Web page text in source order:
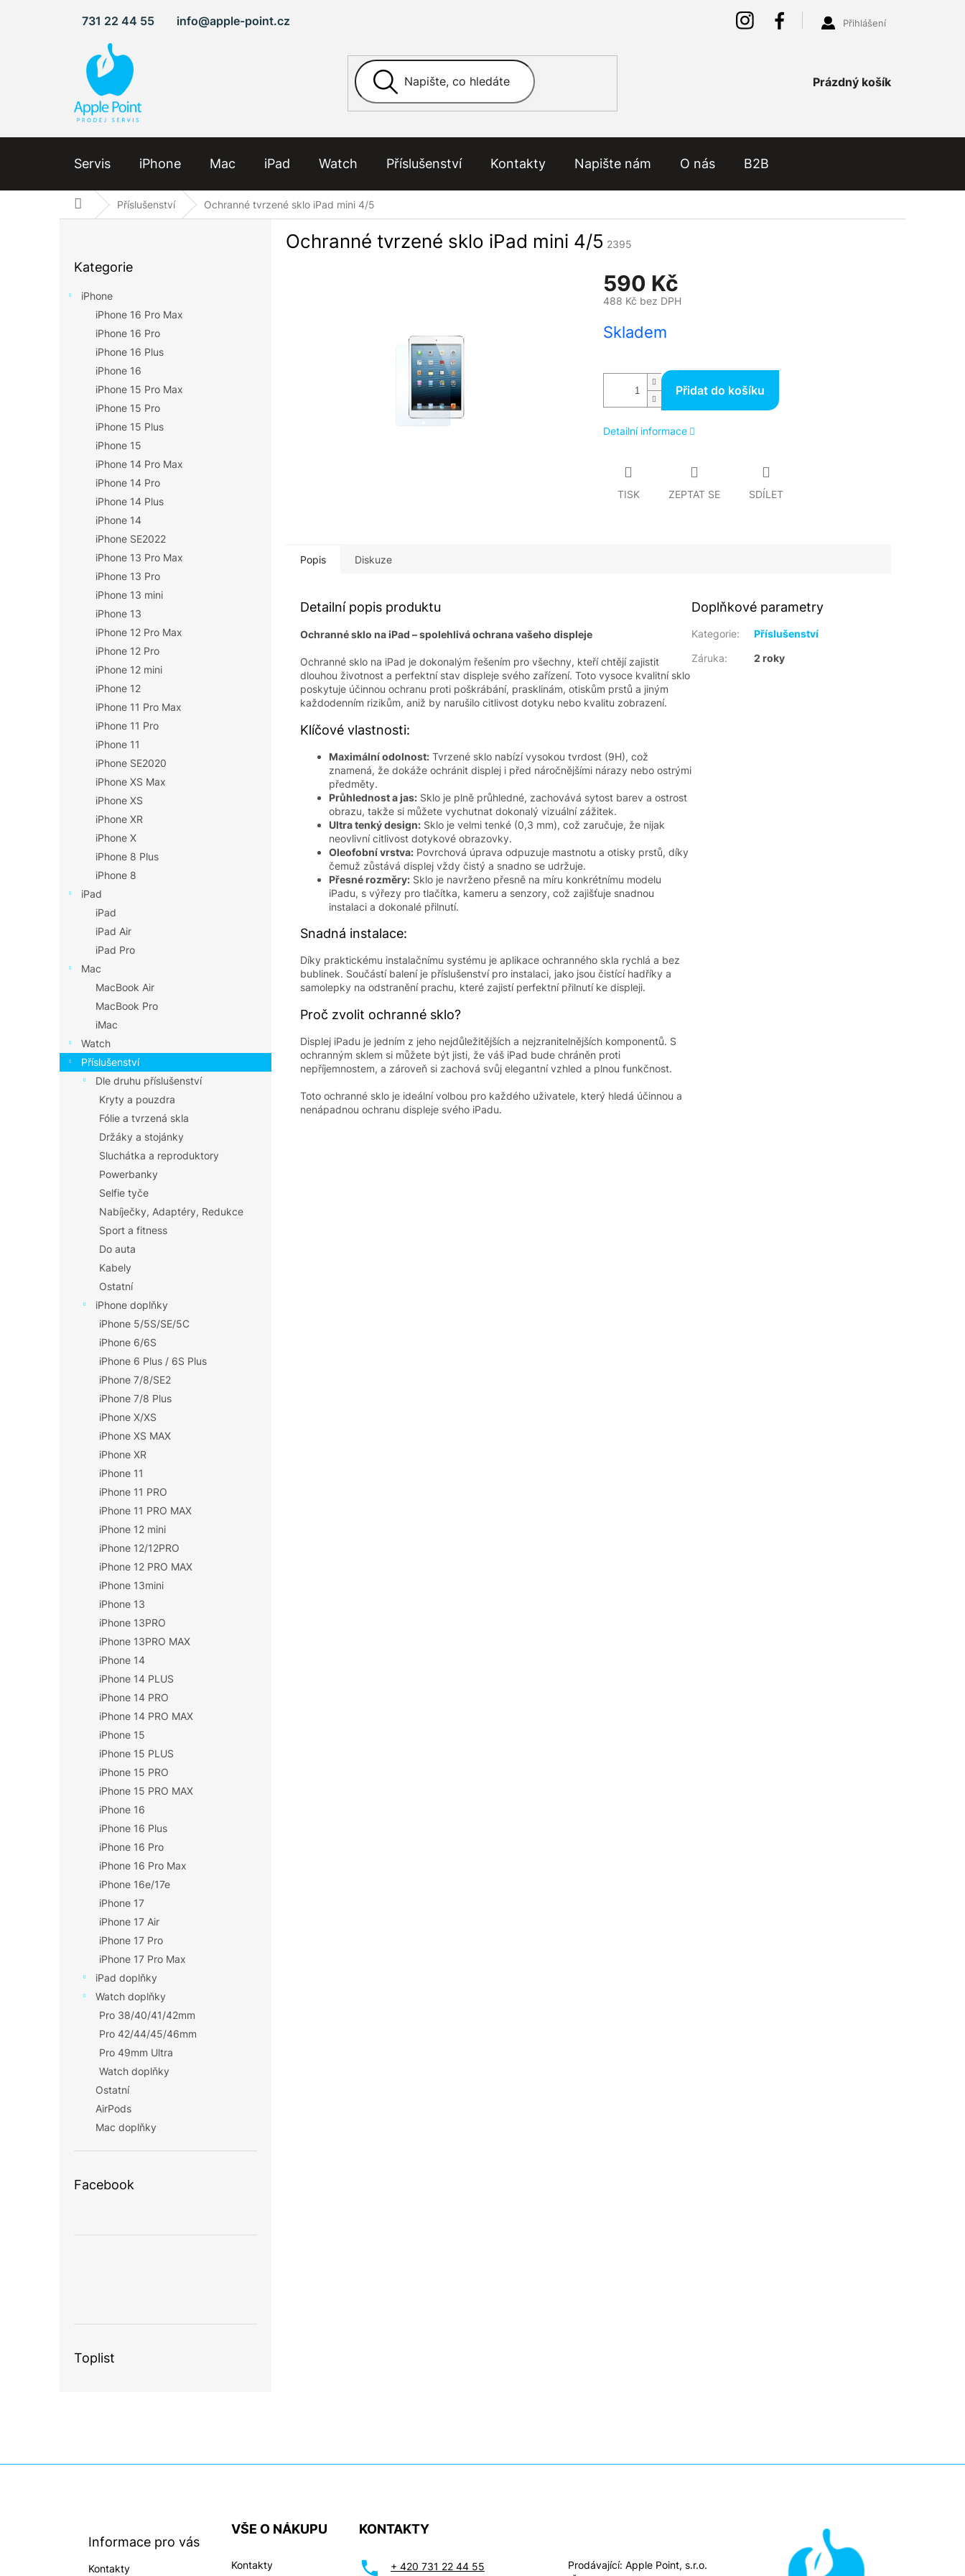
731 22 44 55 info@apple-point.cz Přihlášení
Nákupní
košík
Prázdný košík
Servis iPhone Mac iPad Watch Příslušenství Kontakty Napište nám O nás B2B
Domů Příslušenství Ochranné tvrzené sklo iPad mini 4/5
kategorie
Kategorie
iPhone
iPhone 16 Pro Max
iPhone 16 Pro
iPhone 16 Plus
iPhone 16
iPhone 15 Pro Max
iPhone 15 Pro
iPhone 15 Plus
iPhone 15
iPhone 14 Pro Max
iPhone 14 Pro
iPhone 14 Plus
iPhone 14
iPhone SE2022
iPhone 13 Pro Max
iPhone 13 Pro
iPhone 13 mini
iPhone 13
iPhone 12 Pro Max
iPhone 12 Pro
iPhone 12 mini
iPhone 12
iPhone 11 Pro Max
iPhone 11 Pro
iPhone 11
iPhone SE2020
iPhone XS Max
iPhone XS
iPhone XR
iPhone X
iPhone 8 Plus
iPhone 8
iPad
iPad
iPad Air
iPad Pro
Mac
MacBook Air
MacBook Pro
iMac
Watch
Příslušenství
Dle druhu příslušenství
Kryty a pouzdra
Fólie a tvrzená skla
Držáky a stojánky
Sluchátka a reproduktory
Powerbanky
Selfie tyče
Nabíječky, Adaptéry, Redukce
Sport a fitness
Do auta
Kabely
Ostatní
iPhone doplňky
iPhone 5/5S/SE/5C
iPhone 6/6S
iPhone 6 Plus / 6S Plus
iPhone 7/8/SE2
iPhone 7/8 Plus
iPhone X/XS
iPhone XS MAX
iPhone XR
iPhone 11
iPhone 11 PRO
iPhone 11 PRO MAX
iPhone 12 mini
iPhone 12/12PRO
iPhone 12 PRO MAX
iPhone 13mini
iPhone 13
iPhone 13PRO
iPhone 13PRO MAX
iPhone 14
iPhone 14 PLUS
iPhone 14 PRO
iPhone 14 PRO MAX
iPhone 15
iPhone 15 PLUS
iPhone 15 PRO
iPhone 15 PRO MAX
iPhone 16
iPhone 16 Plus
iPhone 16 Pro
iPhone 16 Pro Max
iPhone 16e/17e
iPhone 17
iPhone 17 Air
iPhone 17 Pro
iPhone 17 Pro Max
iPad doplňky
Watch doplňky
Pro 38/40/41/42mm
Pro 42/44/45/46mm
Pro 49mm Ultra
Watch doplňky
Ostatní
AirPods
Mac doplňky
Facebook
Toplist
Ochranné tvrzené sklo iPad mini 4/5 2395
590 Kč
488 Kč bez DPH
cena:
Skladem
Přidat do košíku
Detailní informace
TISK ZEPTAT SE SDÍLET
Popis Diskuze
Detailní popis produktu
Ochranné sklo na iPad – spolehlivá ochrana vašeho displeje
Ochranné sklo na iPad je dokonalým řešením pro všechny, kteří chtějí zajistit
dlouhou životnost a perfektní stav displeje svého zařízení. Toto vysoce kvalitní sklo
poskytuje účinnou ochranu proti poškrábání, prasklinám, otiskům prstů a jiným
každodenním rizikům, aniž by narušilo citlivost dotyku nebo kvalitu zobrazení.
Klíčové vlastnosti:
Maximální odolnost: Tvrzené sklo nabízí vysokou tvrdost (9H), což
znamená, že dokáže ochránit displej i před náročnějšími nárazy nebo ostrými
předměty.
Průhlednost a jas: Sklo je plně průhledné, zachovává sytost barev a ostrost
obrazu, takže si můžete vychutnat dokonalý vizuální zážitek.
Ultra tenký design: Sklo je velmi tenké (0,3 mm), což zaručuje, že nijak
neovlivní citlivost dotykové obrazovky.
Oleofobní vrstva: Povrchová úprava odpuzuje mastnotu a otisky prstů, díky
čemuž zůstává displej vždy čistý a snadno se udržuje.
Přesné rozměry: Sklo je navrženo přesně na míru konkrétnímu modelu
iPadu, s výřezy pro tlačítka, kameru a senzory, což zajišťuje snadnou
instalaci a dokonalé přilnutí.
Snadná instalace:
Díky praktickému instalačnímu systému je aplikace ochranného skla rychlá a bez
bublinek. Součástí balení je příslušenství pro instalaci, jako jsou čistící hadříky a
samolepky na odstranění prachu, které zajistí perfektní přilnutí ke displeji.
Proč zvolit ochranné sklo?
Displej iPadu je jedním z jeho nejdůležitějších a nejzranitelnějších komponentů. S
ochranným sklem si můžete být jisti, že váš iPad bude chráněn proti
nepříjemnostem, a zároveň si zachová svůj elegantní vzhled a plnou funkčnost.
Toto ochranné sklo je ideální volbou pro každého uživatele, který hledá účinnou a
nenápadnou ochranu displeje svého iPadu.
Doplňkové parametry
Kategorie:
Příslušenství
Záruka: 2 roky
Informace pro vás
Kontakty
VŠE O NÁKUPU
Kontakty
KONTAKTY
+ 420 731 22 44 55
Prodávající: Apple Point, s.r.o.